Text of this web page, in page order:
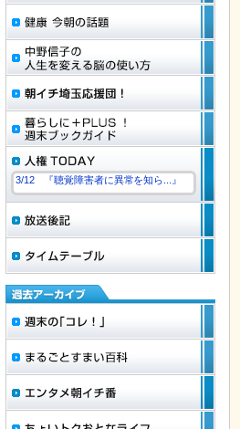
3/12 『聴覚障害者に異常を知ら...』